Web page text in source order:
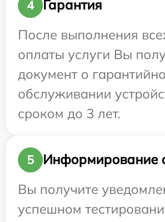
4
Гарантия
После выполнения
оплаты услуги Вы
документ о
обслуживании
сроком до 3 лет.
5
Информирование
Вы получите
успешном